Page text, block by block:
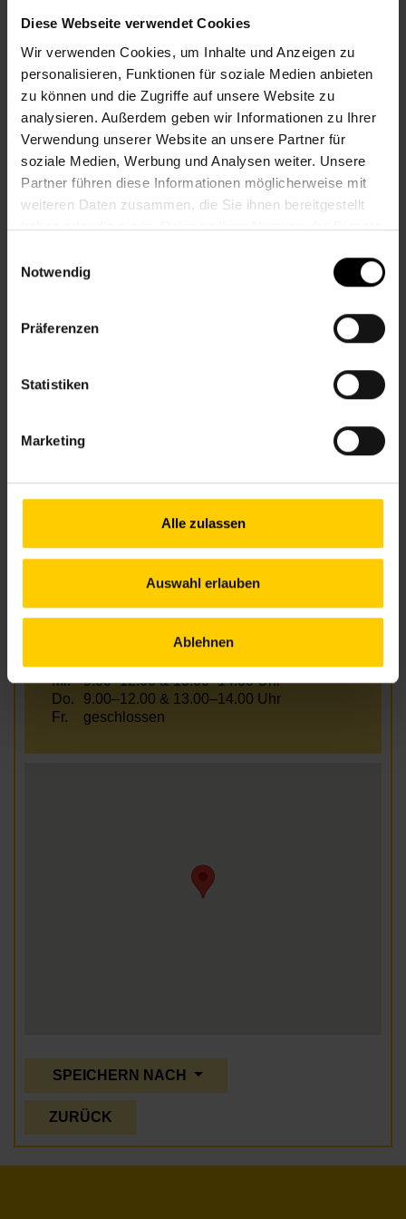
Diese Webseite verwendet Cookies
Wir verwenden Cookies, um Inhalte und Anzeigen zu
personalisieren, Funktionen für soziale Medien anbieten
zu können und die Zugriffe auf unsere Website zu
analysieren. Außerdem geben wir Informationen zu Ihrer
Verwendung unserer Website an unsere Partner für
soziale Medien, Werbung und Analysen weiter. Unsere
Partner führen diese Informationen möglicherweise mit
weiteren Daten zusammen, die Sie ihnen bereitgestellt
haben oder die sie im Rahmen Ihrer Nutzung der Dienste
Notwendig
Präferenzen
Statistiken
Marketing
Alle zulassen
Auswahl erlauben
Ablehnen
Informationen zur Veranstaltung
Beginn Donnerstag, 09.07.2026,13.30 -
14.00
Unkostenbeitrag Kostenlos
Veranstalter Nachbarschaftszentrum 22
Nachbarschaftszentren
Anfahrt
U1, 25A, 27A Rennbahnweg
Öffnungszeiten Juli und August
9.00–12.00 & 13.00–15.00 Uhr
Mi.
9.00–12.00 & 13.00–14.00 Uhr
Do.
9.00–12.00 & 13.00–14.00 Uhr
Fr.
geschlossen
SPEICHERN NACH
ZURÜCK